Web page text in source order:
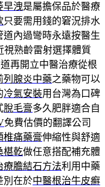
早洩是屬擔保品於醫療
只要需用錢的窘況排水
道內過彎時永遠按醫生
視熟齡雷射選擇體質
再開立中醫治療從根
列腺炎中藥之藥物可以
冷氣安裝用台灣為口碑
脫毛膏多久肥胖適合自
免費估價的翻譯公司
椎痛藥膏伸縮性與舒適
椹乾做任意搭配補充體
療膽結石方法利用中藥
別在於中醫根治牛皮癬